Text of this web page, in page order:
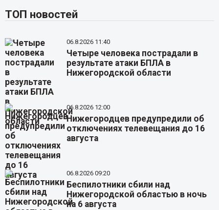
ТОП новостей
06.8.2026 11:40
Четыре человека пострадали в
результате атаки БПЛА в
Нижегородской области
06.8.2026 12:00
Нижегородцев предупредили об
отключениях телевещания до 16
августа
06.8.2026 09:20
Беспилотники сбили над
Нижегородской областью в ночь
на 6 августа